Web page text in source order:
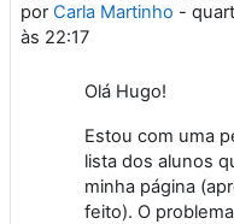
porCarla Martinho -
às 22:17
Olá Hugo!
Estou com uma
lista dos alunos
minha página
feito). O